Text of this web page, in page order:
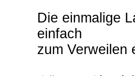
Die einmalige
einfach
zum Verweilen